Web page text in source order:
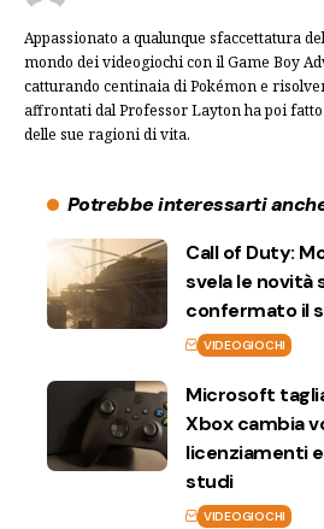
Appassionato a qualunque sfaccettatura
mondo dei videogiochi con il Game Boy
catturando centinaia di Pokémon e
affrontati dal Professor Layton ha poi
delle sue ragioni di vita.
Potrebbe interessarti
Call of Duty:
svela le novità
confermato il
VIDEOGIOCHI
Microsoft
Xbox cambia
licenziamenti
studi
VIDEOGIOCHI